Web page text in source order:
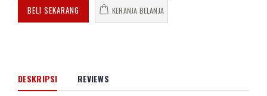
BELI SEKARANG KERANJA BELANJA
DESKRIPSI REVIEWS